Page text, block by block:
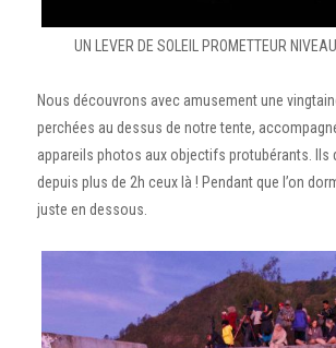
UN LEVER DE SOLEIL PROMETTEUR
Nous découvrons avec amusement une
perchées au dessus de notre tente,
appareils photos aux objectifs protubérants. Ils
depuis plus de 2h ceux là ! Pendant que l’on
juste en dessous.